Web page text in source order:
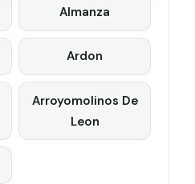
Almanza
Ardon
Arroyomolinos De
Leon